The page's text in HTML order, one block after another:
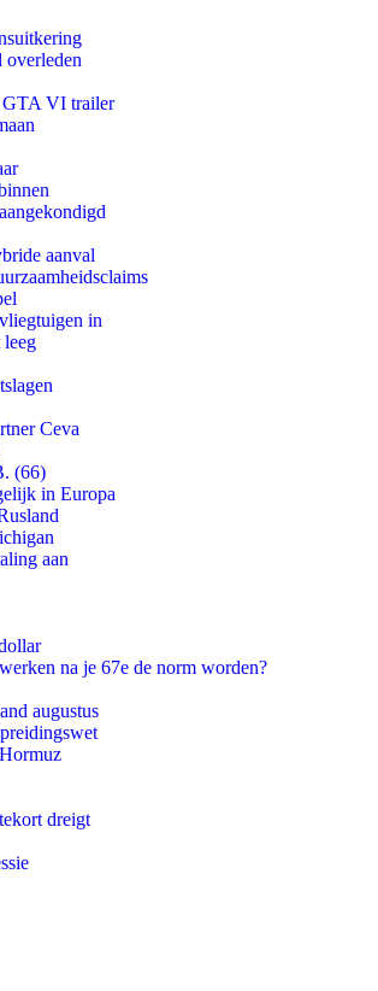
overleden
GTA VI trailer
aanval
in
leeg
Ceva
(66)
in Europa
aan
na je 67e de norm worden?
augustus
dreigt